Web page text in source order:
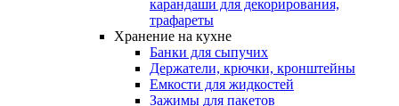
карандаши для декорирования,
трафареты
Хранение на кухне
Банки для сыпучих
Держатели, крючки, кронштейны
Емкости для жидкостей
Зажимы для пакетов